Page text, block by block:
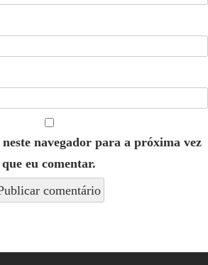
navegador para a próxima vez
que eu comentar.